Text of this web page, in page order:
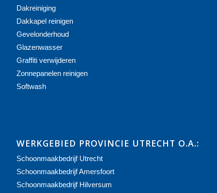
Dakreiniging
Dakkapel reinigen
Gevelonderhoud
Glazenwasser
Graffiti verwijderen
Zonnepanelen reinigen
Softwash
WERKGEBIED PROVINCIE UTRECHT O.A.:
Schoonmaakbedrijf Utrecht
Schoonmaakbedrijf Amersfoort
Schoonmaakbedrijf Hilversum